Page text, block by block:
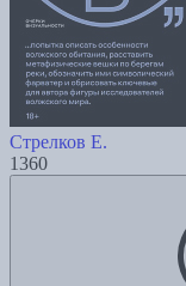
Стрелков Е.
1360